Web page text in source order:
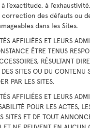
l’exactitude, à
des défauts ou
dans les Sites.
AFFILIÉES ET LEURS
ÊTRE TENUS
RÉSULTANT
SITES OU DU CONTENU
PAR LES SITES.
AFFILIÉES ET LEURS
POUR LES ACTES,
SITES ET DE TOUT